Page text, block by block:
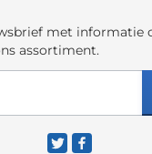
met informatie
assortiment.